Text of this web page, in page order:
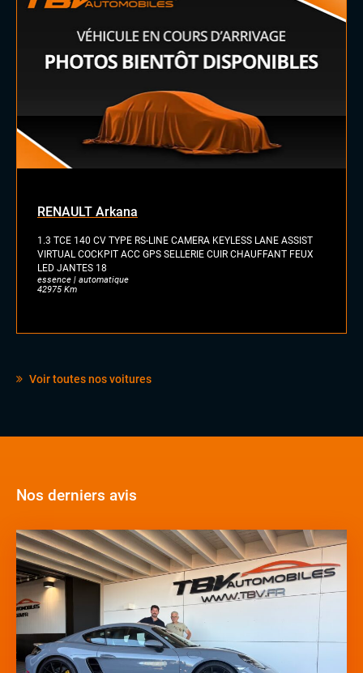
Jantes alu
Rétroviseurs dégivrants
Toit ouvrant panoramique
Commandes au volant
Eclairage d'ambiance
Palettes au volant
Sellerie cuir nappa
Volant cuir
LES PLUS
Auto-hold
RENAULT Arkana
1.3 TCE 140 CV TYPE RS-LINE CAMERA KEYLESS LANE ASSIST
VIRTUAL COCKPIT ACC GPS SELLERIE CUIR CHAUFFANT FEUX
LED JANTES 18
essence | automatique
42975 Km
Voir toutes nos voitures
Nos derniers avis